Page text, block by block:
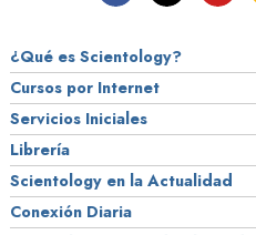
¿Qué es Scientology?
Cursos por Internet
Servicios Iniciales
Librería
Scientology en la Actualidad
Conexión Diaria